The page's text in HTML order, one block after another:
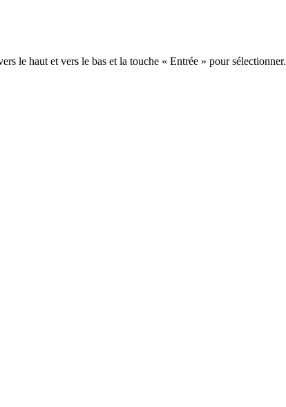
le haut et vers le bas et la touche « Entrée » pour sélectionner.